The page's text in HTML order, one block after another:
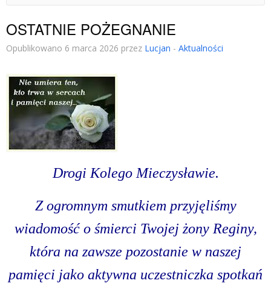
OSTATNIE POŻEGNANIE
Opublikowano 6 marca 2026 przez Lucjan - Aktualności
Drogi Kolego Mieczysławie.
Z ogromnym smutkiem przyjęliśmy
wiadomość o śmierci Twojej żony Reginy,
która na zawsze pozostanie w naszej
pamięci jako aktywna uczestniczka spotkań